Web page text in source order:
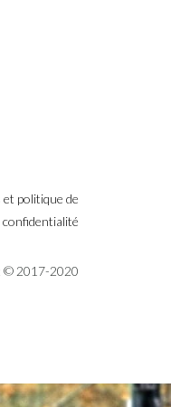
politique de
confidentialité
© 2017-2020